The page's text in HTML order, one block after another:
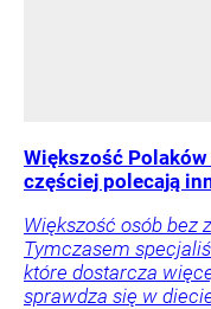
Większość
częściej polecają
Większość osób bez
Tymczasem
które dostarcza
sprawdza się w